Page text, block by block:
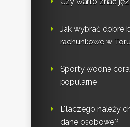
Czy warto znać
Jak wybrać dobre
rachunkowe w
Sporty wodne
popularne
Dlaczego należy
dane osobowe?